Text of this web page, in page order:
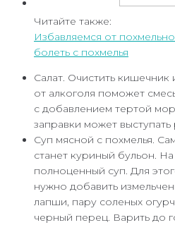
Читайте также:
Избавляемся от
болеть с похмелья
Салат. Очистить кишечник
от алкоголя поможет
с добавлением тертой
заправки может выступать
Суп мясной с похмелья.
станет куриный бульон.
полноценный суп. Для
нужно добавить
лапши, пару соленых
черный перец. Варить до